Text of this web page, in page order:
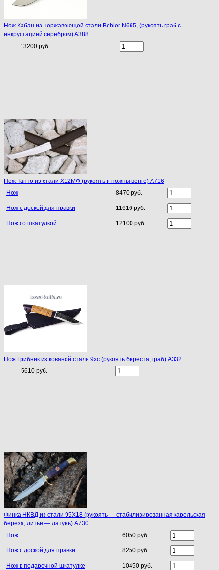
Нож Кабан из нержавеющей стали Bohler N695, (рукоять граб с
инкрустацией серебром) A388
13200 руб.
Нож Танто из стали Х12МФ (рукоять и ножны венге) A716
Нож
8470 руб.
Нож с доской для правки 11616 руб.
Нож со шкатулкой 12100 руб.
Нож Грибник из кованой стали 9хс (рукоять береста, граб) A332
5610 руб.
Финка НКВД из стали 95Х18 (рукоять — стабилизированная карельская
береза, литье — латунь) A730
Нож
6050 руб.
Нож с доской для правки 8250 руб.
Нож в подарочной шкатулке 10450 руб.